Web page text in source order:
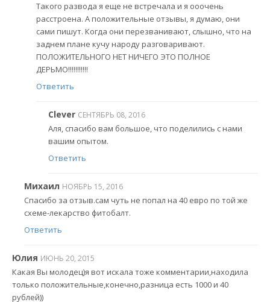
Такого развода я еще не встречала и я ооочень
расстроена. А положительные отзывы, я думаю, они
сами пишут. Когда они перезванивают, слышно, что на
заднем плане кучу народу разговаривают.
ПОЛОЖИТЕЛЬНОГО НЕТ НИЧЕГО ЭТО ПОЛНОЕ
ДЕРЬМО!!!!!!!!!!!
Ответить
Clever СЕНТЯБРЬ 08, 2016
Аля, спасибо вам большое, что поделились с нами
вашим опытом.
Ответить
Михаил НОЯБРЬ 15, 2016
Спасибо за отзыв.сам чуть не попал на 40 евро по той же
схеме-лекарство фитобалт.
Ответить
Юлия ИЮНЬ 20, 2015
Какая Вы молодец)я вот искала тоже комментарии,находила
только положительные,конечно,разница есть 1000 и 40
рублей))